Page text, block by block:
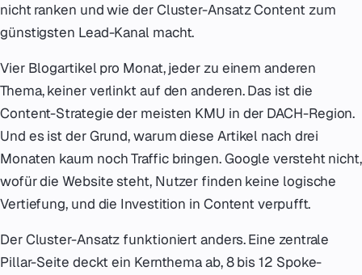
nicht ranken und wie der Cluster-Ansatz Content zum
günstigsten Lead-Kanal macht.
Vier Blogartikel pro Monat, jeder zu einem anderen
Thema, keiner verlinkt auf den anderen. Das ist die
Content-Strategie der meisten KMU in der DACH-Region.
Und es ist der Grund, warum diese Artikel nach drei
Monaten kaum noch Traffic bringen. Google versteht nicht,
wofür die Website steht, Nutzer finden keine logische
Vertiefung, und die Investition in Content verpufft.
Der Cluster-Ansatz funktioniert anders. Eine zentrale
Pillar-Seite deckt ein Kernthema ab, 8 bis 12 Spoke-